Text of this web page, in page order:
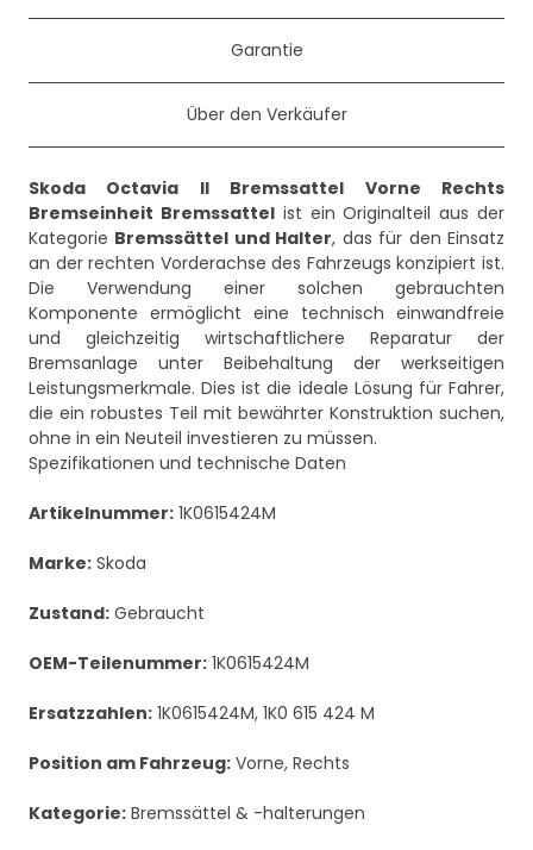
Garantie
Über den Verkäufer
Skoda Octavia II Bremssattel Vorne Rechts
Bremseinheit Bremssattelist ein Originalteil aus der
Kategorie Bremssättel und Halter, das für den Einsatz
an der rechten Vorderachse des Fahrzeugs konzipiert ist.
Die Verwendung einer solchen gebrauchten
Komponente ermöglicht eine technisch einwandfreie
und gleichzeitig wirtschaftlichere Reparatur der
Bremsanlage unter Beibehaltung der werkseitigen
Leistungsmerkmale. Dies ist die ideale Lösung für Fahrer,
die ein robustes Teil mit bewährter Konstruktion suchen,
ohne in ein Neuteil investieren zu müssen.
Spezifikationen und technische Daten
Artikelnummer: 1K0615424M
Marke: Skoda
Zustand: Gebraucht
OEM-Teilenummer: 1K0615424M
Ersatzzahlen: 1K0615424M, 1K0 615 424 M
Position am Fahrzeug: Vorne, Rechts
Kategorie: Bremssättel & -halterungen